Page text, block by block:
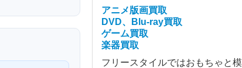
アニメ版画買取
DVD、Blu-ray買取
ゲーム買取
楽器買取
フリースタイルではおもちゃと模